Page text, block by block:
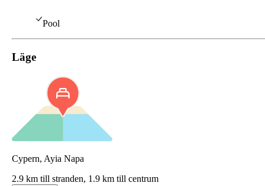
Pool
Läge
Cypern, Ayia Napa
2.9 km till stranden, 1.9 km till centrum